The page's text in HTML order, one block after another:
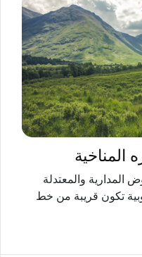
المناخية
المدارية والمعتدلة
تكون قريبة من خط